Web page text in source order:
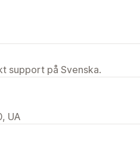
support på Svenska.
UA